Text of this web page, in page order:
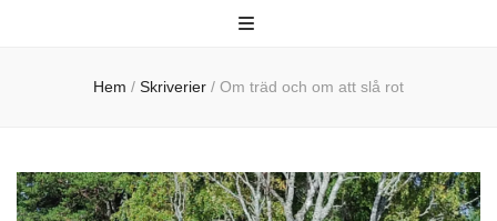
Hem / Skriverier / Om träd och om att slå rot